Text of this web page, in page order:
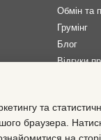
Обмін та
Грумінг
Блог
Відгуки
та
браузера.